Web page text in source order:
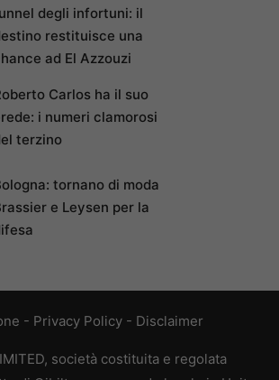
degli infortuni: il
restituisce una
ad El Azzouzi
Carlos ha il suo
i numeri clamorosi
terzino
tornano di moda
e Leysen per la
- Privacy Policy- Disclaimer
società costituita e regolata